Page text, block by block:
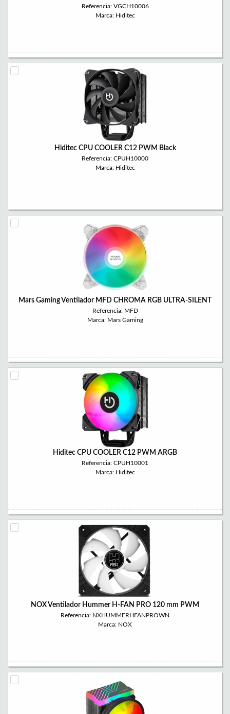
Referencia: VGCH10006
Marca: Hiditec
Hiditec CPU COOLER C12 PWM Black
Referencia: CPUH10000
Marca: Hiditec
Mars Gaming Ventilador MFD CHROMA RGB ULTRA-SILENT
Referencia: MFD
Marca: Mars Gaming
Hiditec CPU COOLER C12 PWM ARGB
Referencia: CPUH10001
Marca: Hiditec
NOX Ventilador Hummer H-FAN PRO 120 mm PWM
Referencia: NXHUMMERHFANPROWN
Marca: NOX